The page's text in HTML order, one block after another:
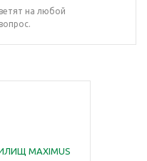
на любой